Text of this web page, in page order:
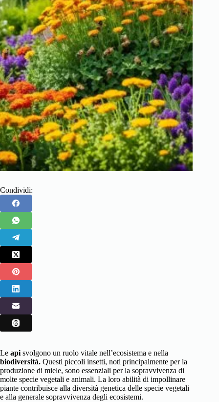
Condividi:
Le api svolgono un ruolo vitale nell’ecosistema e nella
biodiversità. Questi piccoli insetti, noti principalmente per la
produzione di miele, sono essenziali per la sopravvivenza di
molte specie vegetali e animali. La loro abilità di impollinare
piante contribuisce alla diversità genetica delle specie vegetali
e alla generale sopravvivenza degli ecosistemi.